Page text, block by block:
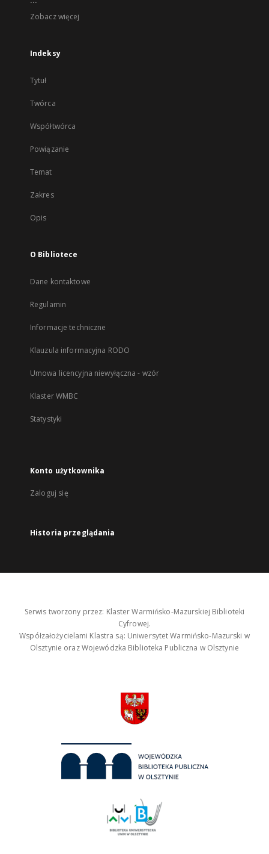
Zobacz więcej
Indeksy
Tytuł
Twórca
Współtwórca
Powiązanie
Temat
Zakres
Opis
O Bibliotece
Dane kontaktowe
Regulamin
Informacje techniczne
Klauzula informacyjna RODO
Umowa licencyjna niewyłączna - wzór
Klaster WMBC
Statystyki
Konto użytkownika
Zaloguj się
Historia przeglądania
Serwis tworzony przez: Klaster Warmińsko-Mazurskiej Biblioteki
Cyfrowej.
Współzałożycielami Klastra są: Uniwersytet Warmińsko-Mazurski w
Olsztynie oraz Wojewódzka Biblioteka Publiczna w Olsztynie